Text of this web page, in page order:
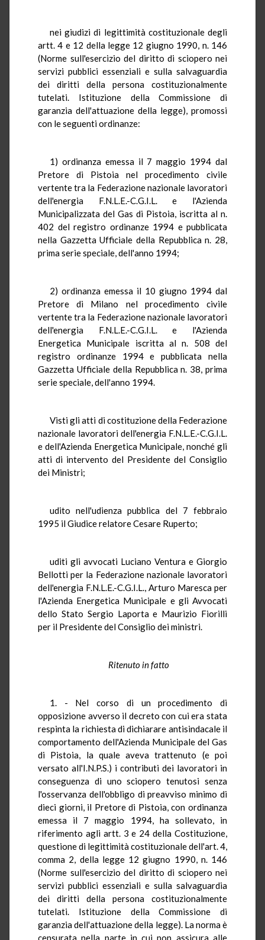
nei giudizi di legittimità costituzionale degli
artt. 4 e 12 della legge 12 giugno 1990, n. 146
(Norme sull'esercizio del diritto di sciopero nei
servizi pubblici essenziali e sulla salvaguardia
dei diritti della persona costituzionalmente
tutelati. Istituzione della Commissione di
garanzia dell'attuazione della legge), promossi
con le seguenti ordinanze:
1) ordinanza emessa il 7 maggio 1994 dal
Pretore di Pistoia nel procedimento civile
vertente tra la Federazione nazionale lavoratori
dell'energia F.N.L.E.-C.G.I.L. e l'Azienda
Municipalizzata del Gas di Pistoia, iscritta al n.
402 del registro ordinanze 1994 e pubblicata
nella Gazzetta Ufficiale della Repubblica n. 28,
prima serie speciale, dell'anno 1994;
2) ordinanza emessa il 10 giugno 1994 dal
Pretore di Milano nel procedimento civile
vertente tra la Federazione nazionale lavoratori
dell'energia F.N.L.E.-C.G.I.L. e l'Azienda
Energetica Municipale iscritta al n. 508 del
registro ordinanze 1994 e pubblicata nella
Gazzetta Ufficiale della Repubblica n. 38, prima
serie speciale, dell'anno 1994.
Visti gli atti di costituzione della Federazione
nazionale lavoratori dell'energia F.N.L.E.-C.G.I.L.
e dell'Azienda Energetica Municipale, nonché gli
atti di intervento del Presidente del Consiglio
dei Ministri;
udito nell'udienza pubblica del 7 febbraio
1995 il Giudice relatore Cesare Ruperto;
uditi gli avvocati Luciano Ventura e Giorgio
Bellotti per la Federazione nazionale lavoratori
dell'energia F.N.L.E.-C.G.I.L., Arturo Maresca per
l'Azienda Energetica Municipale e gli Avvocati
dello Stato Sergio Laporta e Maurizio Fiorilli
per il Presidente del Consiglio dei ministri.
Ritenuto in fatto
1. - Nel corso di un procedimento di
opposizione avverso il decreto con cui era stata
respinta la richiesta di dichiarare antisindacale il
comportamento dell'Azienda Municipale del Gas
di Pistoia, la quale aveva trattenuto (e poi
versato all'I.N.P.S.) i contributi dei lavoratori in
conseguenza di uno sciopero tenutosi senza
l'osservanza dell'obbligo di preavviso minimo di
dieci giorni, il Pretore di Pistoia, con ordinanza
emessa il 7 maggio 1994, ha sollevato, in
riferimento agli artt. 3 e 24 della Costituzione,
questione di legittimità costituzionale dell'art. 4,
comma 2, della legge 12 giugno 1990, n. 146
(Norme sull'esercizio del diritto di sciopero nei
servizi pubblici essenziali e sulla salvaguardia
dei diritti della persona costituzionalmente
tutelati. Istituzione della Commissione di
garanzia dell'attuazione della legge). La norma è
censurata nella parte in cui non assicura alle